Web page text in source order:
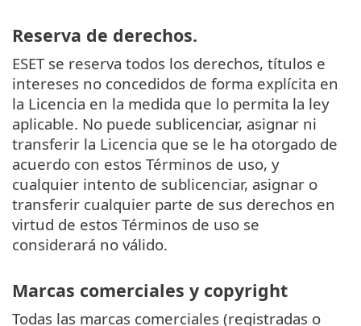
Reserva de derechos.
ESET se reserva todos los derechos, títulos e
intereses no concedidos de forma explícita en
la Licencia en la medida que lo permita la ley
aplicable. No puede sublicenciar, asignar ni
transferir la Licencia que se le ha otorgado de
acuerdo con estos Términos de uso, y
cualquier intento de sublicenciar, asignar o
transferir cualquier parte de sus derechos en
virtud de estos Términos de uso se
considerará no válido.
Marcas comerciales y copyright
Todas las marcas comerciales (registradas o